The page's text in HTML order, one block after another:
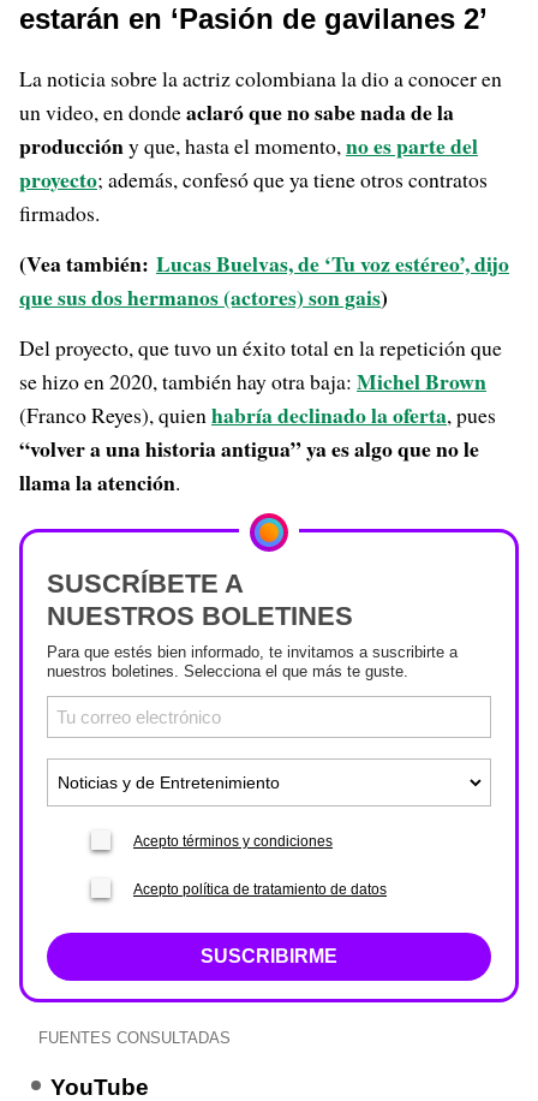
estarán en ‘Pasión de gavilanes 2’
La noticia sobre la actriz colombiana la dio a conocer en
un video, en dondeaclaró que no sabe nada de la
produccióny que, hasta el momento, no es parte del
proyecto; además, confesó que ya tiene otros contratos
firmados.
(Vea también: Lucas Buelvas, de ‘Tu voz estéreo’, dijo
que sus dos hermanos (actores) son gais)
Del proyecto, que tuvo un éxito total en la repetición que
se hizo en 2020, también hay otra baja: Michel Brown
(Franco Reyes), quien habría declinado la oferta, pues
“volver a una historia antigua” ya es algo que no le
llama la atención.
SUSCRÍBETE A
NUESTROS BOLETINES
Para que estés bien informado, te invitamos a suscribirte a
nuestros boletines. Selecciona el que más te guste.
Acepto términos y condiciones
Acepto política de tratamiento de datos
SUSCRIBIRME
FUENTES CONSULTADAS
YouTube